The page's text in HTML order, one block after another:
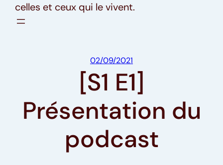
celles et ceux qui le vivent.
02/09/2021
[S1 E1]
Présentation du
podcast